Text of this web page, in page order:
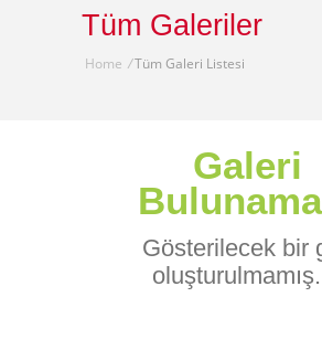
Tüm Galeriler
Home /Tüm Galeri Listesi
Galeri
Gösterilecek bir
oluşturulmamış.